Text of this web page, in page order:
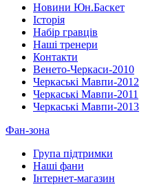
Новини Юн.Баскет
Історія
Набір гравців
Наші тренери
Контакти
Венето-Черкаси-2010
Черкаські Мавпи-2012
Черкаські Мавпи-2011
Черкаські Мавпи-2013
Фан-зона
Група підтримки
Наші фани
Інтернет-магазин